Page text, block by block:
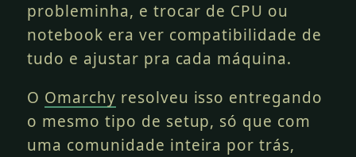
probleminha, e trocar de CPU ou
notebook era ver compatibilidade de
tudo e ajustar pra cada máquina.
O Omarchy resolveu isso entregando
o mesmo tipo de setup, só que com
uma comunidade inteira por trás,